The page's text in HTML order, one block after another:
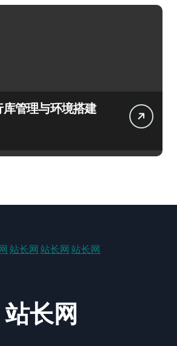
管理与环境搭建
站长网 站长网 站长网
站长网